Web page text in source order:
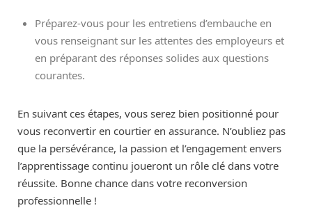
Préparez-vous pour les entretiens d’embauche en
vous renseignant sur les attentes des employeurs et
en préparant des réponses solides aux questions
courantes.
En suivant ces étapes, vous serez bien positionné pour
vous reconvertir en courtier en assurance. N’oubliez pas
que la persévérance, la passion et l’engagement envers
l’apprentissage continu joueront un rôle clé dans votre
réussite. Bonne chance dans votre reconversion
professionnelle !